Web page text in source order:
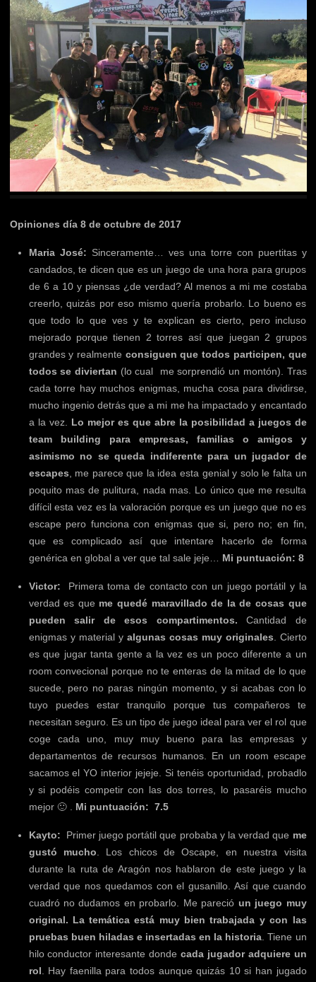
Opiniones día 8 de octubre de 2017
Maria José: Sinceramente… ves una torre con puertitas y
candados, te dicen que es un juego de una hora para grupos
de 6 a 10 y piensas ¿de verdad? Al menos a mi me costaba
creerlo, quizás por eso mismo quería probarlo. Lo bueno es
que todo lo que ves y te explican es cierto, pero incluso
mejorado porque tienen 2 torres así que juegan 2 grupos
grandes y realmente consiguen que todos participen, que
todos se diviertan (lo cual me sorprendió un montón). Tras
cada torre hay muchos enigmas, mucha cosa para dividirse,
mucho ingenio detrás que a mi me ha impactado y encantado
a la vez.
Lo mejor es que abre la posibilidad a juegos de
team building para empresas, familias o amigos y
asimismo no se queda indiferente para un jugador de
escapes , me parece que la idea esta genial y solo le falta un
poquito mas de pulitura, nada mas. Lo único que me resulta
difícil esta vez es la valoración porque es un juego que no es
escape pero funciona con enigmas que si, pero no; en fin,
que es complicado así que intentare hacerlo de forma
genérica en global a ver que tal sale jeje…
Mi puntuación: 8
Victor:
Primera toma de contacto con un juego portátil y la
verdad es que me quedé maravillado de la de cosas que
pueden salir de esos compartimentos. Cantidad de
enigmas y material y algunas cosas muy originales. Cierto
es que jugar tanta gente a la vez es un poco diferente a un
room convecional porque no te enteras de la mitad de lo que
sucede, pero no paras ningún momento, y si acabas con lo
tuyo puedes estar tranquilo porque tus compañeros te
necesitan seguro. Es un tipo de juego ideal para ver el rol que
coge cada uno, muy muy bueno para las empresas y
departamentos de recursos humanos. En un room escape
sacamos el YO interior jejeje. Si tenéis oportunidad, probadlo
y si podéis competir con las dos torres, lo pasaréis mucho
mejor 🙂 . Mi puntuación: 7.5
Kayto: Primer juego portátil que probaba y la verdad que me
gustó mucho. Los chicos deOscape, en nuestra visita
durante la ruta de Aragón nos hablaron de este juego y la
verdad que nos quedamos con el gusanillo. Así que cuando
cuadró no dudamos en probarlo. Me pareció un juego muy
original. La temática está muy bien trabajada y con las
pruebas buen hiladas e insertadas en la historia. Tiene un
hilo conductor interesante donde cada jugador adquiere un
rol . Hay faenilla para todos aunque quizás 10 si han jugado